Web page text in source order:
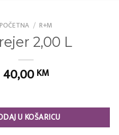
POČETNA / R+M
2,00 L
40,00 KM
U KOŠARICU